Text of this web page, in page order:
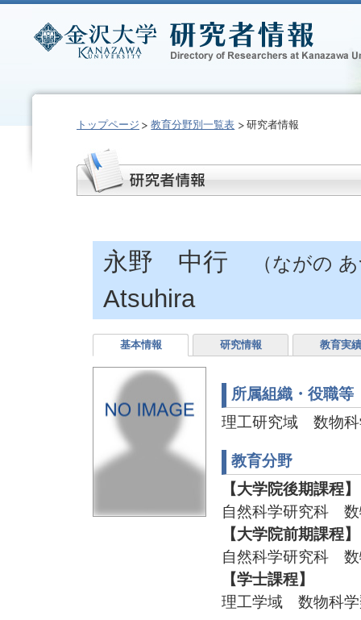
トップページ 教育分野別一覧表 研究者情報
永野 中行 （ながの
Atsuhira
基本情報 研究情報 教育実績
所属組織・役職等
理工研究域 数物
教育分野
【大学院後期課程】
自然科学研究科
【大学院前期課程】
自然科学研究科
【学士課程】
理工学域 数物科